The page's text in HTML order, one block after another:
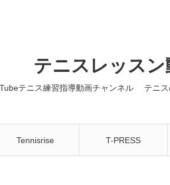
テニスレッス
テニス練習指導動画チャンネル テニ
Tennisrise T-PRESS